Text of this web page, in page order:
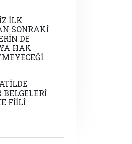
İLK
SONRAKİ
DE
HAK
BELGELERİ
FİİLİ